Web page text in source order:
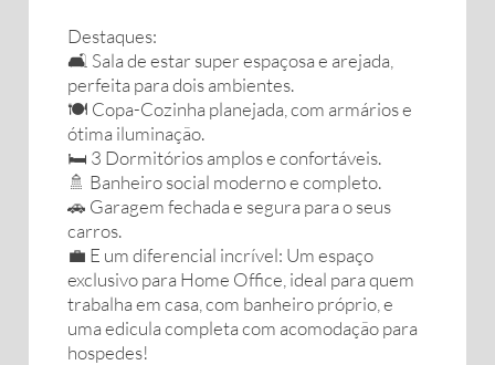
Destaques:
🛋️ Sala de estar super espaçosa e arejada,
perfeita para dois ambientes.
🍽️ Copa-Cozinha planejada, com armários e
ótima iluminação.
🛏️ 3 Dormitórios amplos e confortáveis.
🚿 Banheiro social moderno e completo.
🚗 Garagem fechada e segura para o seus
carros.
💼 E um diferencial incrível: Um espaço
exclusivo para Home Office, ideal para quem
trabalha em casa, com banheiro próprio, e
uma edicula completa com acomodação para
hospedes!